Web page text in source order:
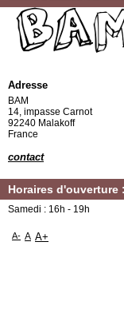
Adresse
BAM
14, impasse Carnot
92240 Malakoff
France
contact
Horaires d'ouverture :
Samedi : 16h - 19h
A- A A+